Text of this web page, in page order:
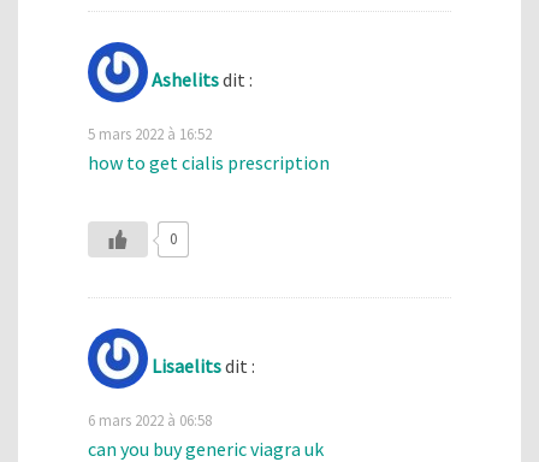
Ashelitsdit :
5 mars 2022 à 16:52
how to get cialis prescription
0
Lisaelitsdit :
6 mars 2022 à 06:58
can you buy generic viagra uk